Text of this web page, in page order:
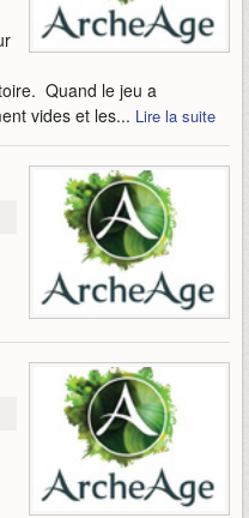
Quand le jeu a
vides et les... Lire la suite